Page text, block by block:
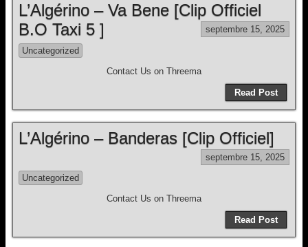
L’Algérino – Va Bene [Clip Officiel
B.O Taxi 5 ]
septembre 15, 2025
Uncategorized
Contact Us on Threema
Read Post
L’Algérino – Banderas [Clip Officiel]
septembre 15, 2025
Uncategorized
Contact Us on Threema
Read Post